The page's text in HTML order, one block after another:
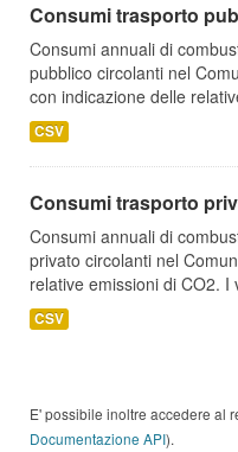
Consumi trasporto
Consumi annuali di
pubblico circolanti nel
con indicazione delle
CSV
Consumi trasporto
Consumi annuali di
privato circolanti nel
relative emissioni di CO2. I
CSV
E' possibile inoltre accedere al
Documentazione API).